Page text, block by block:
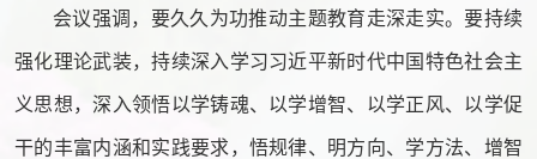
会议强调，要久久为功推动主题教育走深走实。要持续
强化理论武装，持续深入学习习近平新时代中国特色社会主
义思想，深入领悟以学铸魂、以学增智、以学正风、以学促
干的丰富内涵和实践要求，悟规律、明方向、学方法、增智